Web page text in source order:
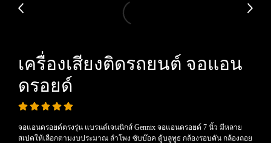
เครื่องเสียงติดรถยนต์ จอแอน
ดรอยด์
จอแอนดรอยด์ตรงรุ่น แบรนด์เจนนิกส์ Gennix จอแอนดรอยด์ 7 นิ้ว มีหลาย
สเปคให้เลือกตามงบประมาณ ลำโพง ซับบ๊อค ตู้บลูทูธ กล้องรอบคัน กล้องถอย